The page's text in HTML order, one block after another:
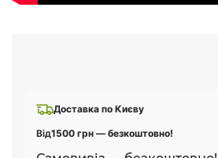
Доставка по Києву
Від1500 грн — безкоштовно!